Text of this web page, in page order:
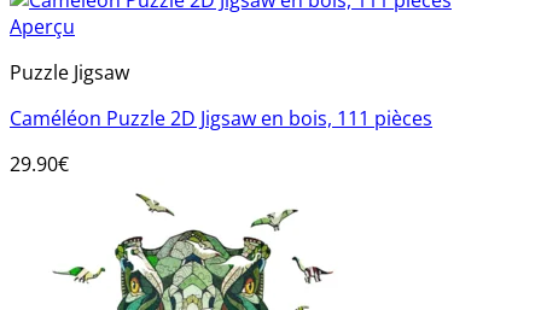
Aperçu
Puzzle Jigsaw
Caméléon Puzzle 2D Jigsaw en bois, 111 pièces
29.90€